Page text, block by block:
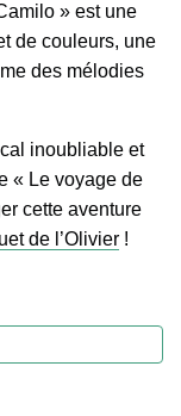
» est une
de couleurs, une
des mélodies
inoubliable et
« Le voyage de
cette aventure
de l’Olivier!